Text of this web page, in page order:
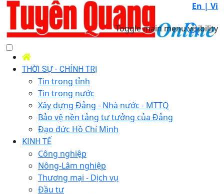
En | Vi
Toggle main menu visibility
THỜI SỰ - CHÍNH TRỊ
Tin trong tỉnh
Tin trong nước
Xây dựng Đảng - Nhà nước - MTTQ
Bảo vệ nền tảng tư tưởng của Đảng
Đạo đức Hồ Chí Minh
KINH TẾ
Công nghiệp
Nông-Lâm nghiệp
Thương mại - Dịch vụ
Đầu tư